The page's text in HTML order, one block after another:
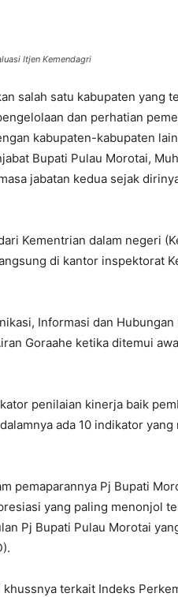
Itjen Kemendagri
salah satu kabupaten yang
dan perhatian
kabupaten-kabupaten
Bupati Pulau Morotai,
jabatan kedua sejak
Kementrian dalam negeri
di kantor inspektorat
Informasi dan Hubungan
Goraahe ketika ditemui
penilaian kinerja baik
ada 10 indikator yang
pemaparannya Pj Bupati
yang paling menonjol
Pj Bupati Pulau Morotai
terkait Indeks